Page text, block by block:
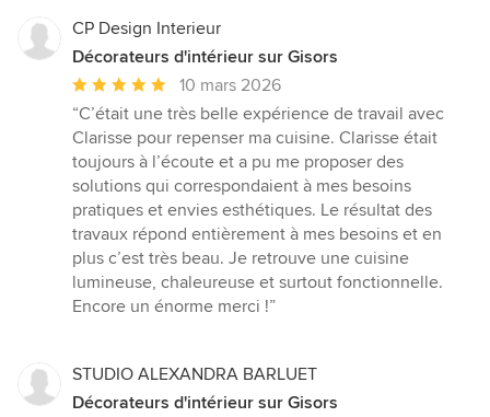
CP Design Interieur
Décorateurs d'intérieur sur Gisors
Note
moyenne
:
5
étoiles
sur
5
10 mars 2026
“C’était une très belle expérience de travail avec
Clarisse pour repenser ma cuisine. Clarisse était
toujours à l’écoute et a pu me proposer des
solutions qui correspondaient à mes besoins
pratiques et envies esthétiques. Le résultat des
travaux répond entièrement à mes besoins et en
plus c’est très beau. Je retrouve une cuisine
lumineuse, chaleureuse et surtout fonctionnelle.
Encore un énorme merci !”
STUDIO ALEXANDRA BARLUET
Décorateurs d'intérieur sur Gisors